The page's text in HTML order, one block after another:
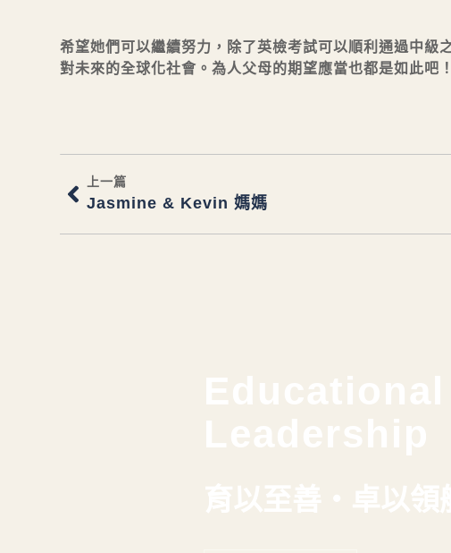
希望她們可以繼續努力，除了英檢考試可以順利通過中級
對未來的全球化社會。為人父母的期望應當也都是如此吧！
上一篇
Jasmine & Kevin 媽媽